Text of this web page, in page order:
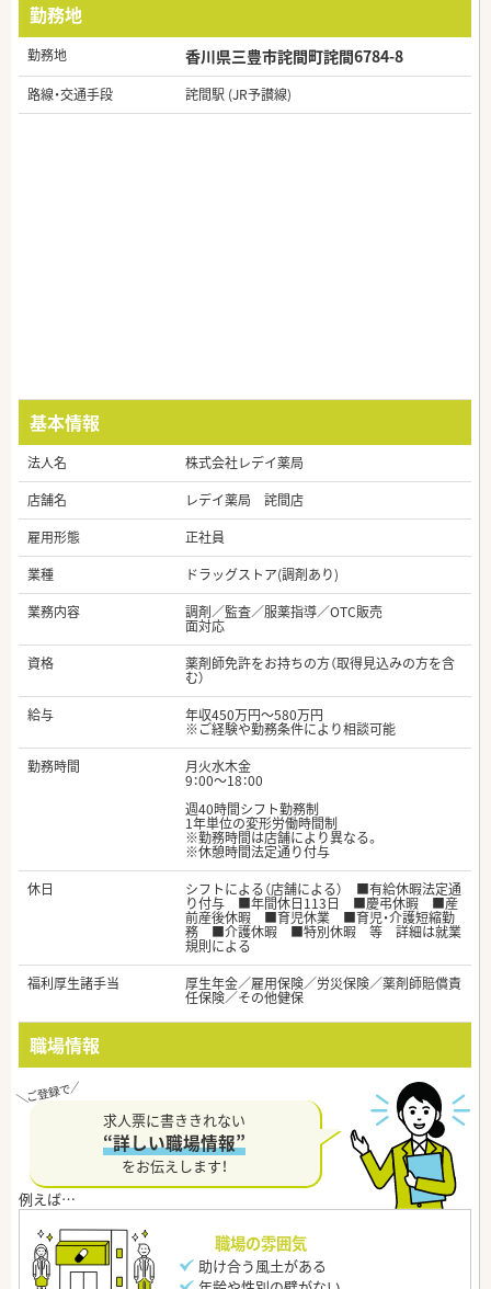
勤務地
勤務地 香川県三豊市詫間町詫間6784-8
路線・交通手段 詫間駅 (JR予讃線)
基本情報
法人名
株式会社レデイ薬局
店舗名
レデイ薬局 詫間店
雇用形態
正社員
業種
ドラッグストア(調剤あり)
業務内容
調剤／監査／服薬指導／OTC販売
面対応
資格
薬剤師免許をお持ちの方（取得見込みの方を含
む）
給与
年収450万円～580万円
※ご経験や勤務条件により相談可能
勤務時間
月火水木金
9：00～18：00
週40時間シフト勤務制
1年単位の変形労働時間制
※勤務時間は店舗により異なる。
※休憩時間法定通り付与
休日
シフトによる（店舗による） ■有給休暇法定通
り付与 ■年間休日113日 ■慶弔休暇 ■産
前産後休暇 ■育児休業 ■育児・介護短縮勤
務 ■介護休暇 ■特別休暇 等 詳細は就業
規則による
福利厚生諸手当
厚生年金／雇用保険／労災保険／薬剤師賠償責
任保険／その他健保
職場情報
求人票に書ききれない
“詳しい職場情報”
をお伝えします！
職場の雰囲気
助け合う風土がある